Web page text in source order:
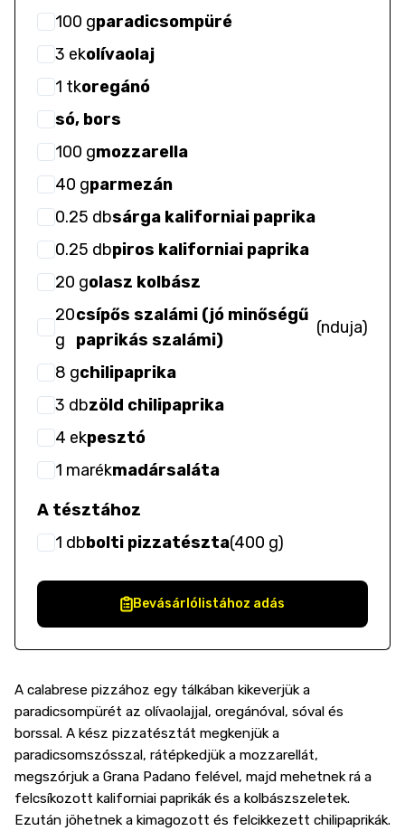
100 gparadicsompüré
3 ekolívaolaj
1 tkoregánó
só, bors
100 gmozzarella
40 gparmezán
0.25 dbsárga kaliforniai paprika
0.25 dbpiros kaliforniai paprika
20 golasz kolbász
20
g
csípős szalámi (jó minőségű
paprikás szalámi)
(nduja)
8 gchilipaprika
3 dbzöld chilipaprika
4 ekpesztó
1 marékmadársaláta
A tésztához
1 dbbolti pizzatészta(400 g)
Bevásárlólistához adás
A calabrese pizzához egy tálkában kikeverjük a
paradicsompürét az olívaolajjal, oregánóval, sóval és
borssal. A kész pizzatésztát megkenjük a
paradicsomszósszal, rátépkedjük a mozzarellát,
megszórjuk a Grana Padano felével, majd mehetnek rá a
felcsíkozott kaliforniai paprikák és a kolbászszeletek.
Ezután jöhetnek a kimagozott és felcikkezett chilipaprikák.